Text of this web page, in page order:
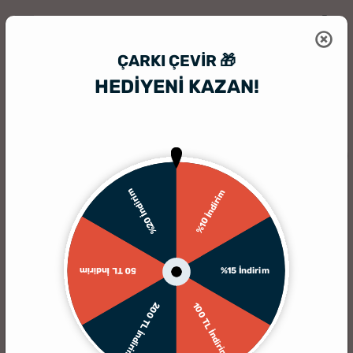
ÇARKI ÇEVIR 🎁
HEDİYENİ KAZAN!
%10 İndirim
%15 İndirim
100 TL İndirim
200 TL İndirim
50 TL İndirim
%20 İndirim